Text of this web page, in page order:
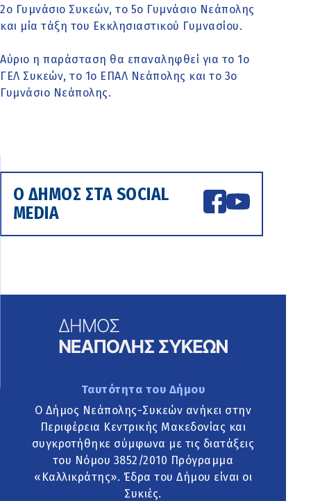
2ο Γυμνάσιο Συκεών, το 5ο Γυμνάσιο Νεάπολης
και μία τάξη του Εκκλησιαστικού Γυμνασίου.
Αύριο η παράσταση θα επαναληφθεί για το 1ο
ΓΕΛ Συκεών, το 1ο ΕΠΑΛ Νεάπολης και το 3ο
Γυμνάσιο Νεάπολης.
Ο ΔΗΜΟΣ ΣΤΑ SOCIAL
MEDIA
Ταυτότητα του Δήμου
Ο Δήμος Νεάπολης-Συκεών ανήκει στην
Περιφέρεια Κεντρικής Μακεδονίας και
συγκροτήθηκε σύμφωνα με τις διατάξεις
του Νόμου 3852/2010 Πρόγραμμα
«Καλλικράτης». Έδρα του Δήμου είναι οι
Συκιές.